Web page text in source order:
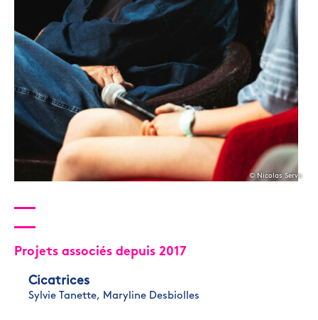
© Nicolas Serve
Projets associés depuis 2017
Cicatrices
Sylvie Tanette, Maryline Desbiolles